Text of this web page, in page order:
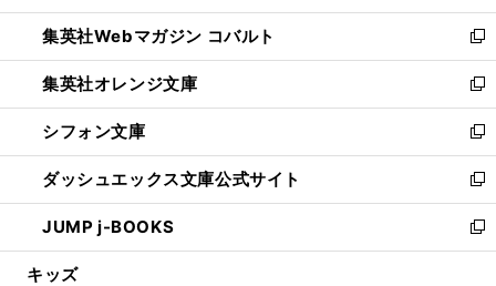
開
く
ウ
で
開
く
ン
ド
ウ
で
開
く
ウ
ィ
ン
ド
ウ
で
開
く
集英社Webマガジン コバルト
新
し
い
ウ
ィ
ン
ド
ウ
で
開
集英社オレンジ文庫
新
し
い
ウ
ィ
ン
ド
ウ
シフォン文庫
新
し
い
ウ
ィ
ン
ダッシュエックス文庫公式サイト
新
し
い
ウ
JUMP j-BOOKS
新
し
キッズ